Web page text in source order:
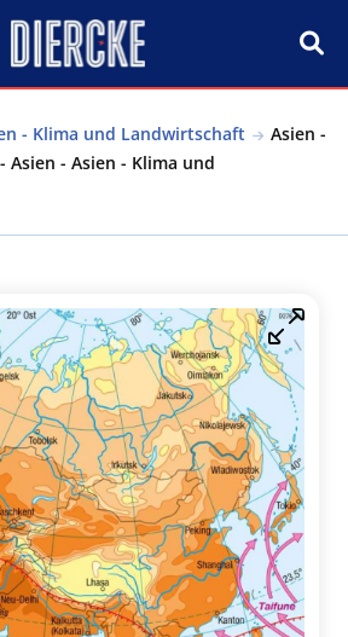
- Klima und Landwirtschaft
Asien -
Asien - Asien - Klima und